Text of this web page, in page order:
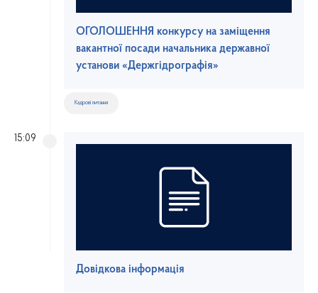
ОГОЛОШЕННЯ конкурсу на заміщення
вакантної посади начальника державної
установи «Держгідрографія»
Кадрові питання
Довідкова інформація
15:09